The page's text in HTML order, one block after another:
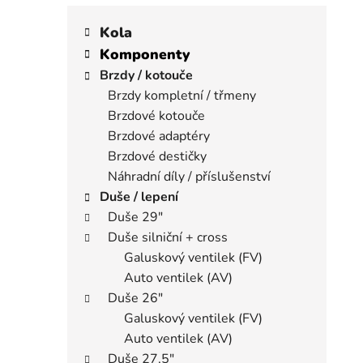
kategorie
Kola
Komponenty
Brzdy / kotouče
Brzdy kompletní / třmeny
Brzdové kotouče
Brzdové adaptéry
Brzdové destičky
Náhradní díly / příslušenství
Duše / lepení
Duše 29"
Duše silniční + cross
Galuskový ventilek (FV)
Auto ventilek (AV)
Duše 26"
Galuskový ventilek (FV)
Auto ventilek (AV)
Duše 27,5"